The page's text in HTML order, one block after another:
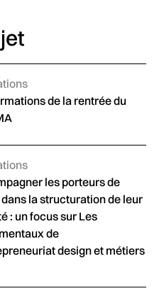
:
de la rentrée du
:
les porteurs de
la structuration de leur
: un focus sur Les
de
design et métiers